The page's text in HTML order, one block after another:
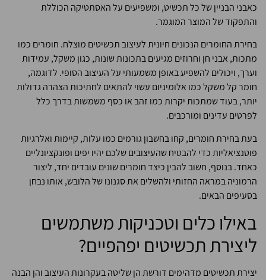
כאבני הבניין של כל תכשיט, ומשפיעים על האסתטיקה הכוללת
והתפקוד של המוצר המוגמר.
בחירת החומרים הנכונים חיונית לעיצוב תכשיטים מוצלח. חומרים כמו
מתכות, אבני חן וחרוזים מגיעים בתכונות שונות, כגון משקל, עמידות
וערך, ויכולים להשפיע באופן משמעותי על העיצוב הסופי. לדוגמה,
חומר קל משקל כמו אלומיניום עשוי להתאים לחתיכות הצהרה גדולות
יותר, בעוד שמתכות יקרות כמו זהב או כסף משמשות בדרך כלל
לפרטים עדינים ומורכבים.
בעת בחירת חומרים, קחו בחשבון גורמים כמו עלות, קיימות ואלרגיות
פוטנציאליות כדי להבטיח שהעיצובים שלכם יהיו יפים ופונקציונליים
כאחד. בנוסף, חשוב להבין כיצד חומרים שונים עובדים יחד, ליצור
הרמוניה במראה החזותי ולהשלים את סגנונו של הלובש, אותו נבחן
בסעיפים הבאים.
באילו כלים וטכניקות משתמשים
ליצירת תכשיטים יפהפיים?
יצירת תכשיטים מדהימים דורשת הן שליטה בעקרונות העיצוב והן הבנה